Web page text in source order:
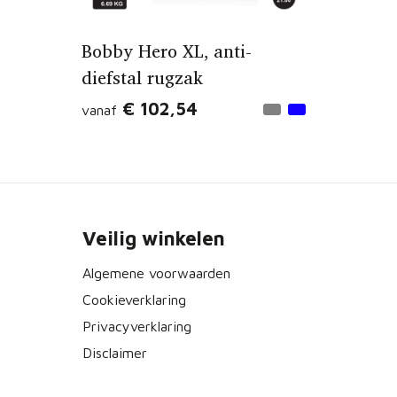
Bobby Hero XL, anti-
diefstal rugzak
vanaf € 102,54
Veilig winkelen
Algemene voorwaarden
Cookieverklaring
Privacyverklaring
Disclaimer